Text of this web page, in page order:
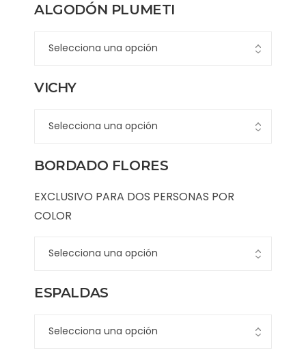
ALGODÓN PLUMETI
VICHY
BORDADO FLORES
EXCLUSIVO PARA DOS PERSONAS POR
COLOR
ESPALDAS